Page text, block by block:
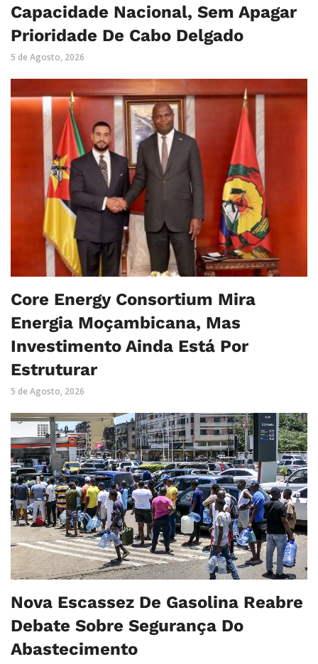
Capacidade Nacional, Sem Apagar
Prioridade De Cabo Delgado
5 de Agosto, 2026
Core Energy Consortium Mira
Energia Moçambicana, Mas
Investimento Ainda Está Por
Estruturar
5 de Agosto, 2026
Nova Escassez De Gasolina Reabre
Debate Sobre Segurança Do
Abastecimento